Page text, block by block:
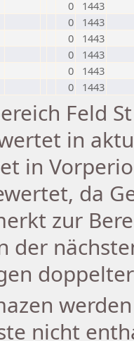
0
1443
0
1443
0
1443
0
1443
0
1443
0 1443
Feld
in
in
da
zur
der
nicht